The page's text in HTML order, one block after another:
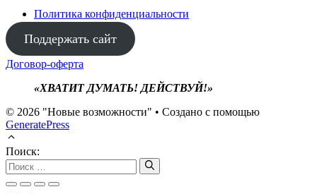
Политика конфиденциальности
Поддержать сайт
Договор-оферта
«ХВАТИТ ДУМАТЬ! ДЕЙСТВУЙ!»
© 2026 "Новые возможности" • Создано с помощью
GeneratePress
Поиск: